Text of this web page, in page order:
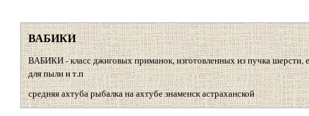
ВАБИКИ
ВАБИКИ - класс джиговых приманок, изготовленных из пучка
для пыли и т.п
средняя ахтуба рыбалка на ахтубе знаменск астраханской